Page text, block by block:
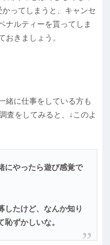
ってしまうと、キャンセ
ナルティーを貰ってしま
おきましょう。
緒に仕事をしている方も
査をしてみると、↓このよ
にやったら遊び感覚で
したけど、なんか知り
ずかしいな。